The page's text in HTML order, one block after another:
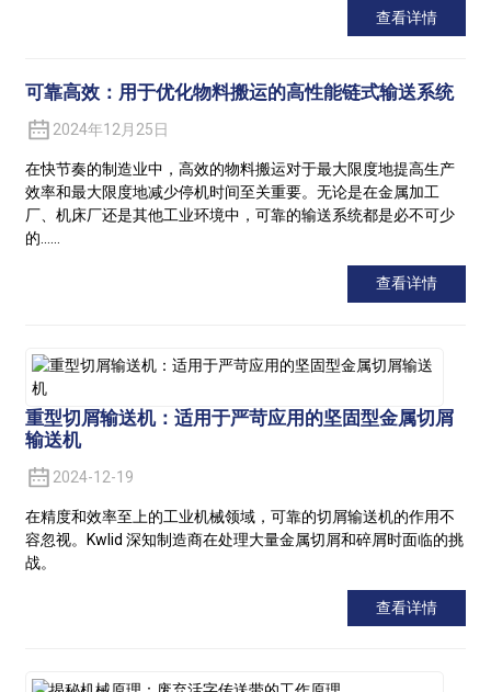
查看详情
可靠高效：用于优化物料搬运的高性能链式输送系统
2024年12月25日
在快节奏的制造业中，高效的物料搬运对于最大限度地提高生产
效率和最大限度地减少停机时间至关重要。无论是在金属加工
厂、机床厂还是其他工业环境中，可靠的输送系统都是必不可少
的……
查看详情
重型切屑输送机：适用于严苛应用的坚固型金属切屑
输送机
2024-12-19
在精度和效率至上的工业机械领域，可靠的切屑输送机的作用不
容忽视。Kwlid 深知制造商在处理大量金属切屑和碎屑时面临的挑
战。
查看详情